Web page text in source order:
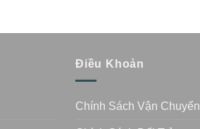
Điều Khoản
Chính Sách Vận Chuyển